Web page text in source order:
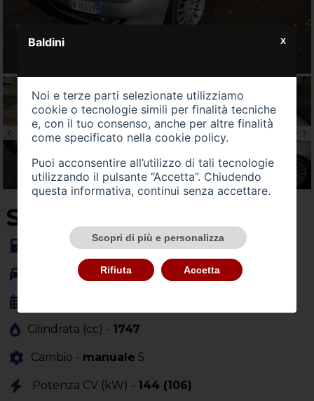
SU QUEST'AUTO
Alimentazione - benzina
Carrozzeria -berlina
Cilindrata (cc) - 1747
Cambio - manuale 5
Potenza CV (kW) - 144 (106)
Baldini
Noi e terze parti selezionate utilizziamo
cookie o tecnologie simili per finalità tecniche
e, con il tuo consenso, anche per altre finalità
come specificato nella cookie policy.
Puoi acconsentire all’utilizzo di tali tecnologie
utilizzando il pulsante “Accetta”. Chiudendo
questa informativa, continui senza accettare.
Scopri di più e personalizza
Rifiuta Accetta
X